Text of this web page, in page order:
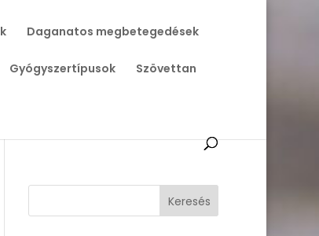
Daganatos megbetegedések
Gyógyszertípusok Szövettan
Keresés